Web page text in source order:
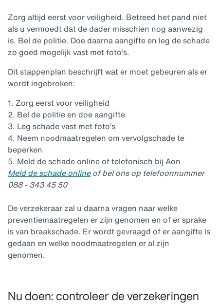
Zorg altijd eerst voor veiligheid. Betreed het pand niet
als u vermoedt dat de dader misschien nog aanwezig
is. Bel de politie. Doe daarna aangifte en leg de schade
zo goed mogelijk vast met foto’s.
Dit stappenplan beschrijft wat er moet gebeuren als er
wordt ingebroken:
1. Zorg eerst voor veiligheid
2. Bel de politie en doe aangifte
3. Leg schade vast met foto’s
4. Neem noodmaatregelen om vervolgschade te
beperken
5. Meld de schade online of telefonisch bij Aon
Meld de schade onlineof bel ons op telefoonnummer
088 - 343 45 50
De verzekeraar zal u daarna vragen naar welke
preventiemaatregelen er zijn genomen en of er sprake
is van braakschade. Er wordt gevraagd of er aangifte is
gedaan en welke noodmaatregelen er al zijn
genomen.
Nu doen: controleer de verzekeringen